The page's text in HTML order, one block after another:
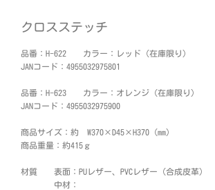
クロスステッチ
品番：H-622 カラー：レッド（在庫限り）
JANコード：4955032975801
品番：H-623 カラー：オレンジ（在庫限り）
JANコード：4955032975900
商品サイズ：約 W370×D45×H370 (mm)
商品重量：約415ｇ
材質 表面：PUレザー、PVCレザー（合成皮革）
中材：